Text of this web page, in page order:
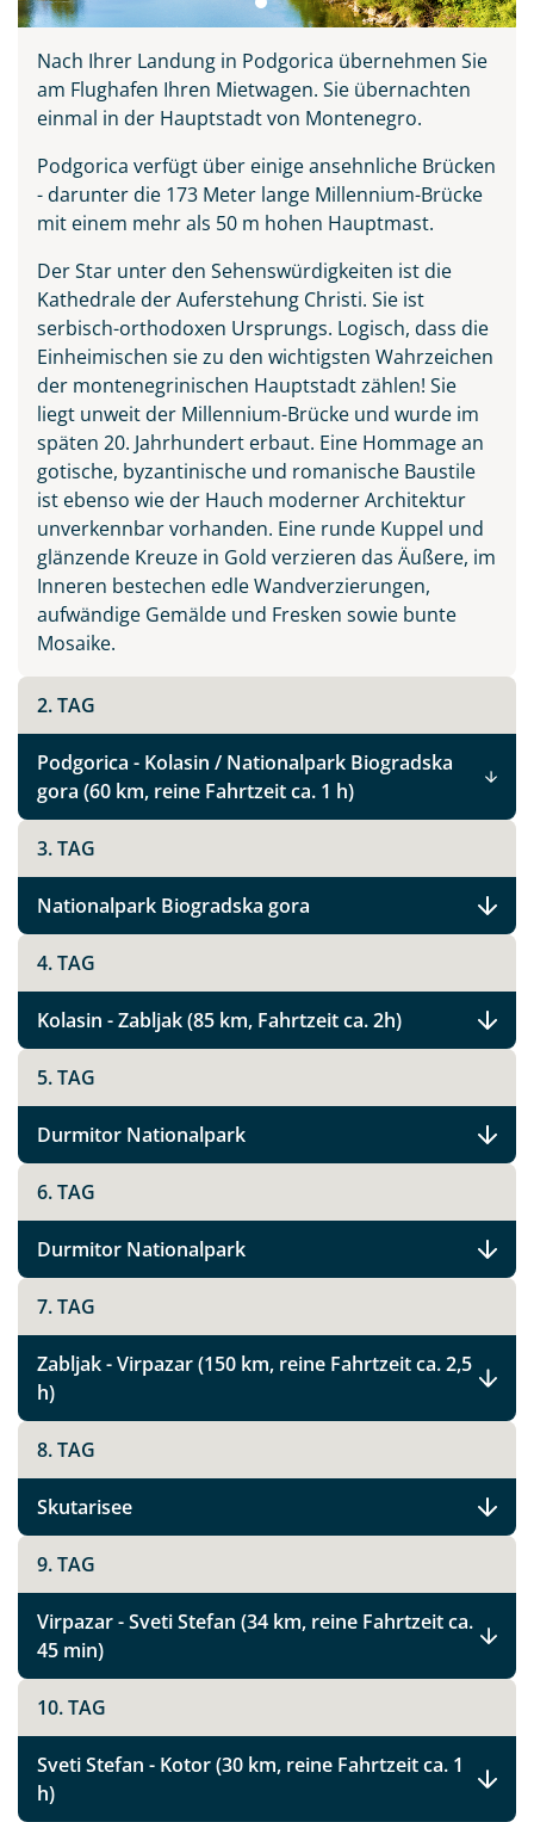
Montenegro Highlights
Nach Ihrer Landung in Podgorica übernehmen Sie
am Flughafen Ihren Mietwagen. Sie übernachten
einmal in der Hauptstadt von Montenegro.
Podgorica verfügt über einige ansehnliche Brücken
- darunter die 173 Meter lange Millennium-Brücke
mit einem mehr als 50 m hohen Hauptmast.
Der Star unter den Sehenswürdigkeiten ist die
Kathedrale der Auferstehung Christi. Sie ist
serbisch-orthodoxen Ursprungs. Logisch, dass die
Einheimischen sie zu den wichtigsten Wahrzeichen
der montenegrinischen Hauptstadt zählen! Sie
liegt unweit der Millennium-Brücke und wurde im
späten 20. Jahrhundert erbaut. Eine Hommage an
gotische, byzantinische und romanische Baustile
ist ebenso wie der Hauch moderner Architektur
unverkennbar vorhanden. Eine runde Kuppel und
glänzende Kreuze in Gold verzieren das Äußere, im
Inneren bestechen edle Wandverzierungen,
aufwändige Gemälde und Fresken sowie bunte
Mosaike.
2. TAG
Podgorica - Kolasin / Nationalpark Biogradska
gora (60 km, reine Fahrtzeit ca. 1 h)
3. TAG
Nationalpark Biogradska gora
4. TAG
Kolasin - Zabljak (85 km, Fahrtzeit ca. 2h)
5. TAG
Durmitor Nationalpark
6. TAG
Durmitor Nationalpark
7. TAG
Zabljak - Virpazar (150 km, reine Fahrtzeit ca. 2,5
h)
8. TAG
Skutarisee
9. TAG
Virpazar - Sveti Stefan (34 km, reine Fahrtzeit ca.
45 min)
10. TAG
Sveti Stefan - Kotor (30 km, reine Fahrtzeit ca. 1
h)